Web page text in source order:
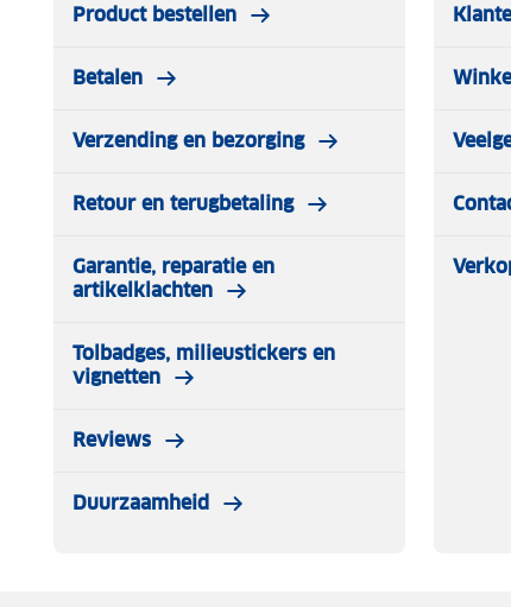
Product bestellen
Betalen
Verzending en bezorging
Retour en terugbetaling
Garantie, reparatie en
artikelklachten
Tolbadges, milieustickers en
vignetten
Reviews
Duurzaamheid